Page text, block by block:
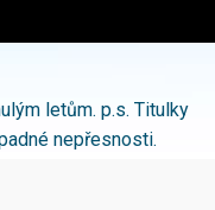
letům. p.s. Titulky
nepřesnosti.